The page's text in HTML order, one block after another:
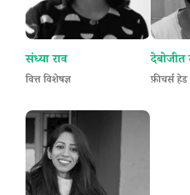
संध्या राव
वित्त विशेषज्ञ
देबोजीत
फ़ीचर्स हेड